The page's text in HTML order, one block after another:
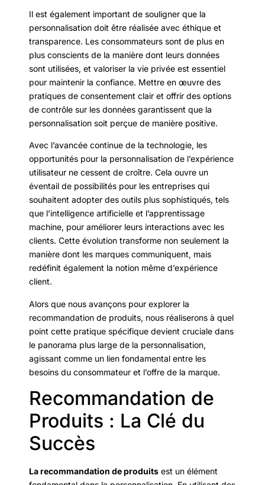
Il est également important de souligner que la
personnalisation doit être réalisée avec éthique et
transparence. Les consommateurs sont de plus en
plus conscients de la manière dont leurs données
sont utilisées, et valoriser la vie privée est essentiel
pour maintenir la confiance. Mettre en œuvre des
pratiques de consentement clair et offrir des options
de contrôle sur les données garantissent que la
personnalisation soit perçue de manière positive.
Avec l’avancée continue de la technologie, les
opportunités pour la personnalisation de l’expérience
utilisateur ne cessent de croître. Cela ouvre un
éventail de possibilités pour les entreprises qui
souhaitent adopter des outils plus sophistiqués, tels
que l’intelligence artificielle et l’apprentissage
machine, pour améliorer leurs interactions avec les
clients. Cette évolution transforme non seulement la
manière dont les marques communiquent, mais
redéfinit également la notion même d’expérience
client.
Alors que nous avançons pour explorer la
recommandation de produits, nous réaliserons à quel
point cette pratique spécifique devient cruciale dans
le panorama plus large de la personnalisation,
agissant comme un lien fondamental entre les
besoins du consommateur et l’offre de la marque.
Recommandation de
Produits : La Clé du
Succès
La recommandation de produits est un élément